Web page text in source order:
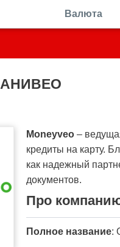
Валюта
Moneyveo –
кредиты на карту.
как надежный
документов.
Про
Полное название: